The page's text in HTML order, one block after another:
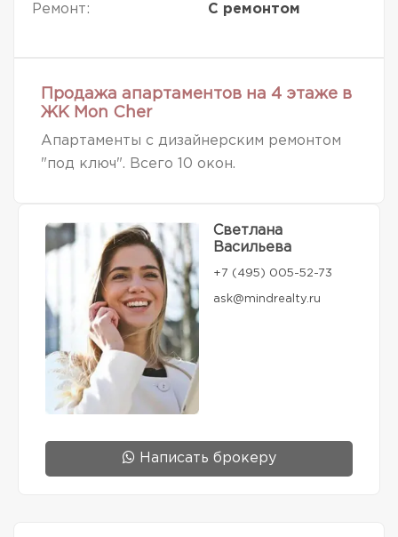
Ремонт: С ремонтом
Продажа апартаментов на 4 этаже в
ЖК Mon Cher
Апартаменты с дизайнерским ремонтом
"под ключ". Всего 10 окон.
Светлана
Васильева
+7 (495) 005-52-73
ask@mindrealty.ru
Написать брокеру